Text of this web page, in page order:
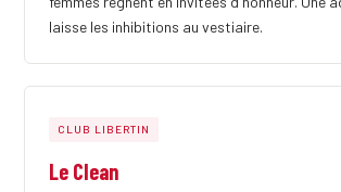
laisse les inhibitions au vestiaire.
CLUB LIBERTIN
Le Clean